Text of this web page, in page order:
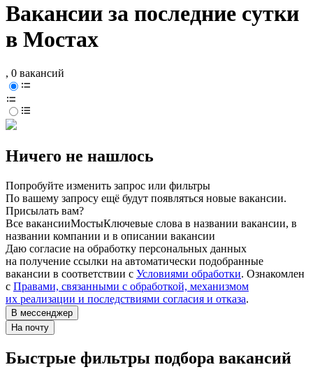
Вакансии за последние сутки
в Мостах
, 0 вакансий
Ничего не нашлось
Попробуйте изменить запрос или фильтры
По вашему запросу ещё будут появляться новые вакансии.
Присылать вам?
Все вакансииМостыКлючевые слова в названии вакансии, в
названии компании и в описании вакансии
Даю согласие на обработку персональных данных
на получение ссылки на автоматически подобранные
вакансии в соответствии с Условиями обработки. Ознакомлен
с Правами, связанными с обработкой, механизмом
их реализации и последствиями согласия и отказа.
В мессенджер
На почту
Быстрые фильтры подбора вакансий